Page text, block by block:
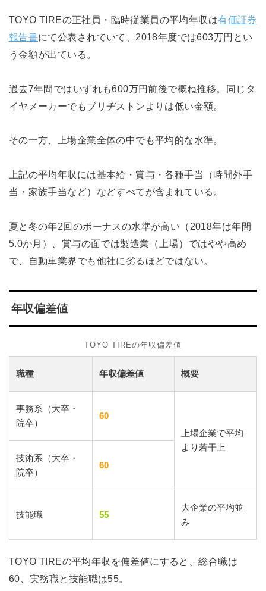
TOYO TIREの正社員・臨時従業員の平均年収は有価証券
報告書にて公表されていて、2018年度では603万円とい
う金額が出ている。
過去7年間ではいずれも600万円前後で概ね推移。同じタ
イヤメーカーでもブリヂストンよりは低い金額。
その一方、上場企業全体の中でも平均的な水準。
上記の平均年収には基本給・賞与・各種手当（時間外手
当・家族手当など）などすべてが含まれている。
夏と冬の年2回のボーナスの水準が高い（2018年は年間
5.0か月）、賞与の面では製造業（上場）ではやや高め
で、自動車業界でも他社に劣るほどではない。
年収偏差値
TOYO TIREの年収偏差値
職種 年収偏差値 概要
事務系（大卒・
院卒）
60
上場企業で平均
より若干上
技術系（大卒・
院卒）
60
技能職 55
大企業の平均並
み
TOYO TIREの平均年収を偏差値にすると、総合職は
60、実務職と技能職は55。